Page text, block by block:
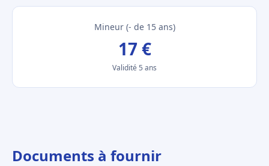
Mineur (- de 15 ans)
17 €
Validité 5 ans
Documents à fournir